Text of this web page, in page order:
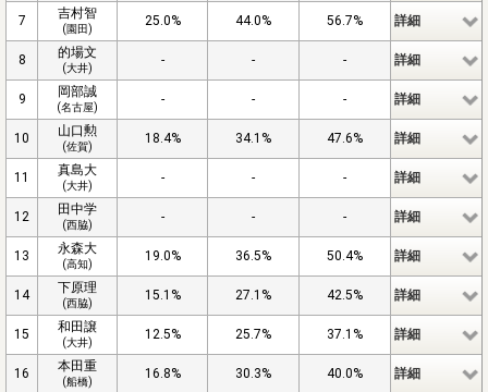
7 吉村智
(園田)
25.0% 44.0% 56.7% 詳細
8 的場文
(大井)
- - - 詳細
9 岡部誠
(名古屋)
- - - 詳細
10 山口勲
(佐賀)
18.4% 34.1% 47.6% 詳細
11 真島大
(大井)
- - - 詳細
12 田中学
(西脇)
- - - 詳細
13 永森大
(高知)
19.0% 36.5% 50.4% 詳細
14 下原理
(西脇)
15.1% 27.1% 42.5% 詳細
15 和田譲
(大井)
12.5% 25.7% 37.1% 詳細
16 本田重
(船橋)
16.8% 30.3% 40.0% 詳細